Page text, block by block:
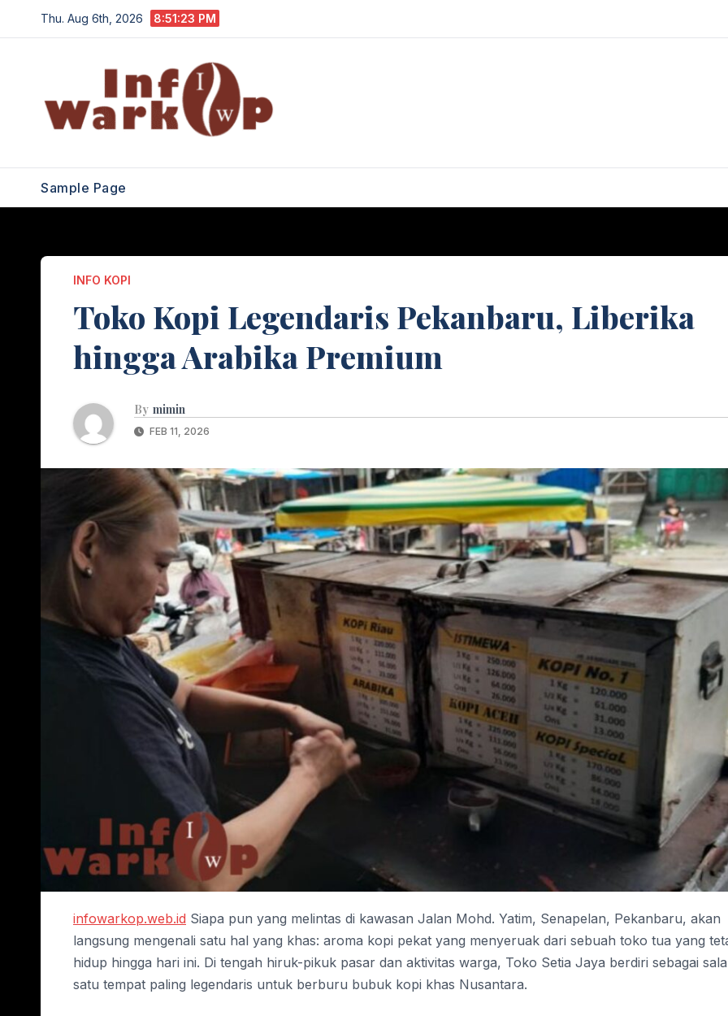
to
Thu. Aug 6th, 2026 8:51:24 PM
Sample Page
INFO KOPI
Toko Kopi Legendaris Pekanbaru, Liberika
hingga Arabika Premium
By mimin
FEB 11, 2026
infowarkop.web.id Siapa pun yang melintas di kawasan Jalan Mohd. Yatim, Senapelan, Pekanbaru, akan
langsung mengenali satu hal yang khas: aroma kopi pekat yang menyeruak dari sebuah toko tua yang
hidup hingga hari ini. Di tengah hiruk-pikuk pasar dan aktivitas warga, Toko Setia Jaya berdiri sebagai
satu tempat paling legendaris untuk berburu bubuk kopi khas Nusantara.